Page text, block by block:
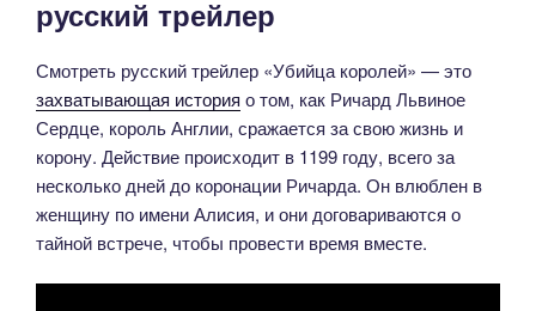
русский трейлер
Смотреть русский трейлер «Убийца королей» — это
захватывающая история о том, как Ричард Львиное
Сердце, король Англии, сражается за свою жизнь и
корону. Действие происходит в 1199 году, всего за
несколько дней до коронации Ричарда. Он влюблен в
женщину по имени Алисия, и они договариваются о
тайной встрече, чтобы провести время вместе.